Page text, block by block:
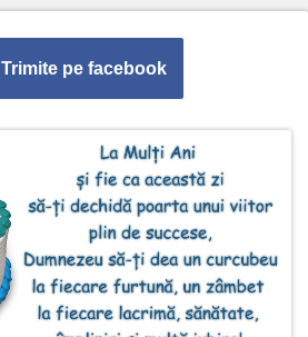
Trimite pe facebook